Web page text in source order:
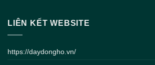
LIÊN KẾT WEBSITE
https://daydongho.vn/